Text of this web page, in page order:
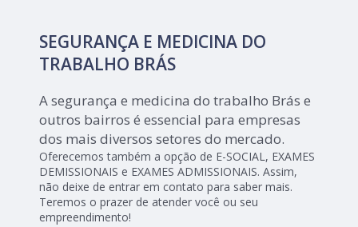
SEGURANÇA E MEDICINA DO
TRABALHO BRÁS
A segurança e medicina do trabalho Brás e
outros bairros é essencial para empresas
dos mais diversos setores do mercado.
Oferecemos também a opção de E-SOCIAL, EXAMES
DEMISSIONAIS e EXAMES ADMISSIONAIS. Assim,
não deixe de entrar em contato para saber mais.
Teremos o prazer de atender você ou seu
empreendimento!